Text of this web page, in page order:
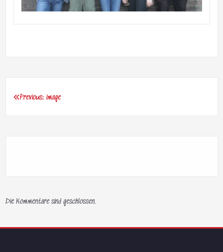
Beitragsnavigation
Previous: image
Die Kommentare sind geschlossen.